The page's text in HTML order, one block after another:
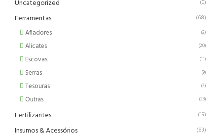
Uncategorized (0)
Ferramentas (68)
Afiadores (2)
Alicates (20)
Escovas (11)
Serras (9)
Tesouras (7)
Outras (23)
Fertilizantes (19)
Insumos & Acessórios (83)